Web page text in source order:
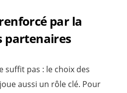
par la
partenaires
suffit pas : le choix des
aussi un rôle clé. Pour